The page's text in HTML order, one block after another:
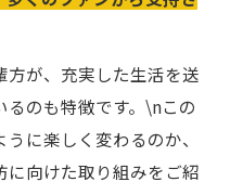
が、充実した生活を送
のも特徴です。\nこの
に楽しく変わるのか、
向けた取り組みをご紹